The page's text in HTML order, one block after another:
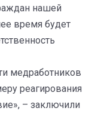
нашей
время будет
медработников
реагирования
– заключили